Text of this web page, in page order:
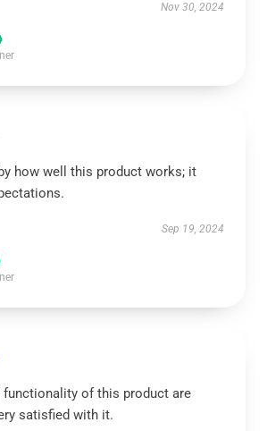
Nov 30, 2024
how well this product works; it
Sep 19, 2024
functionality of this product are
satisfied with it.